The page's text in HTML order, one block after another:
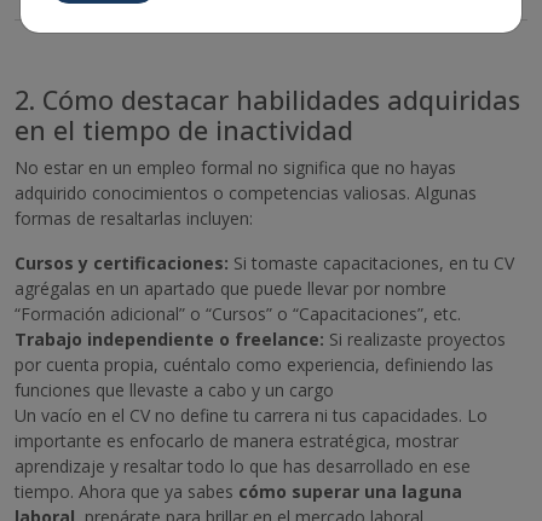
2. Cómo destacar habilidades adquiridas
en el tiempo de inactividad
No estar en un empleo formal no significa que no hayas
adquirido conocimientos o competencias valiosas. Algunas
formas de resaltarlas incluyen:
Cursos y certificaciones: Si tomaste capacitaciones, en tu CV
agrégalas en un apartado que puede llevar por nombre
“Formación adicional” o “Cursos” o “Capacitaciones”, etc.
Trabajo independiente o freelance: Si realizaste proyectos
por cuenta propia, cuéntalo como experiencia, definiendo las
funciones que llevaste a cabo y un cargo
Un vacío en el CV no define tu carrera ni tus capacidades. Lo
importante es enfocarlo de manera estratégica, mostrar
aprendizaje y resaltar todo lo que has desarrollado en ese
tiempo. Ahora que ya sabes cómo superar una laguna
laboral, prepárate para brillar en el mercado laboral.